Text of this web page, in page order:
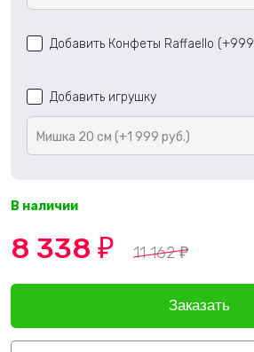
Добавить Конфеты Raffaello (+999
Добавить игрушку
Мишка 20 см (+1 999 руб.)
В наличии
8 338 ₽ 11 162₽